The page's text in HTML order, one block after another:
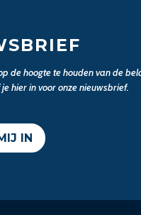
hoogte te houden van de
hier in voor onze nieuwsbrief.
IN